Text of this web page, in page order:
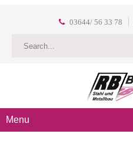
03644/ 56 33 78
Menu